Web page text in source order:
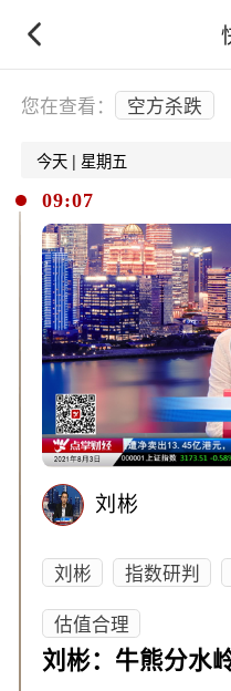
您在查看： 空方杀跌
今天 | 星期五
09:07
刘彬
刘彬 指数研判
估值合理
刘彬：牛熊分水